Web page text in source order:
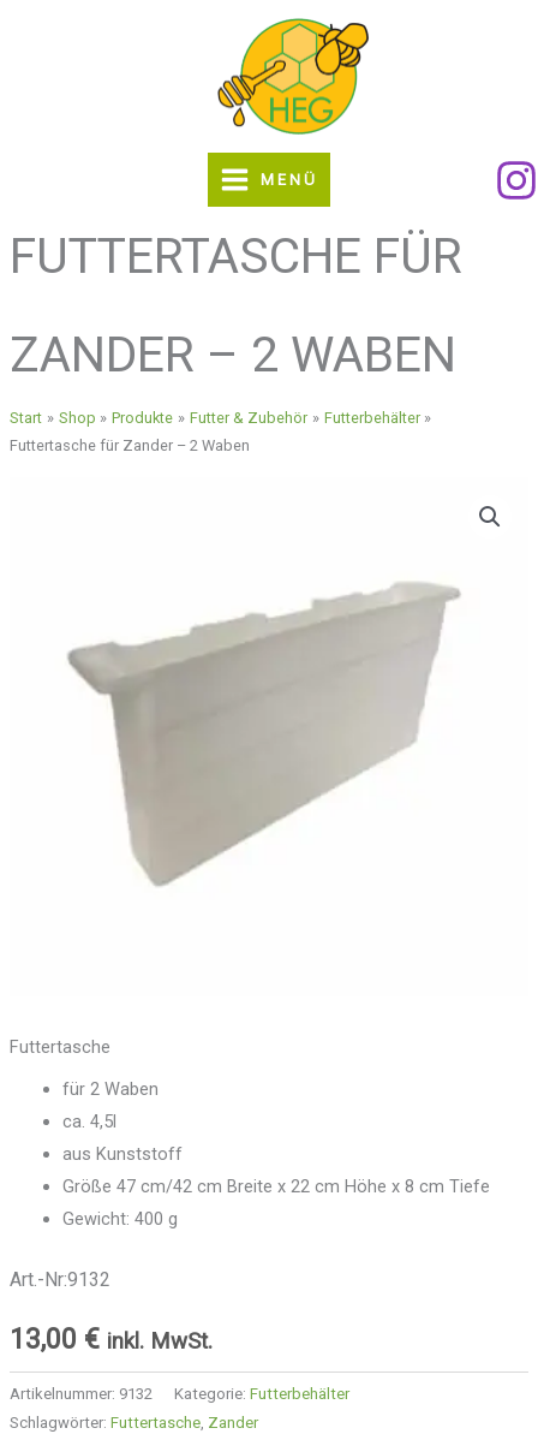
MENÜ
FUTTERTASCHE FÜR
ZANDER – 2 WABEN
Start Shop Produkte Futter & Zubehör
Futterbehälter
Futtertasche für Zander – 2 Waben
Futtertasche
für 2 Waben
ca. 4,5l
aus Kunststoff
Größe 47 cm/42 cm Breite x 22 cm Höhe x 8 cm Tiefe
Gewicht: 400 g
Art.-Nr:9132
13,00 € inkl. MwSt.
Artikelnummer: 9132 Kategorie: Futterbehälter
Schlagwörter: Futtertasche, Zander